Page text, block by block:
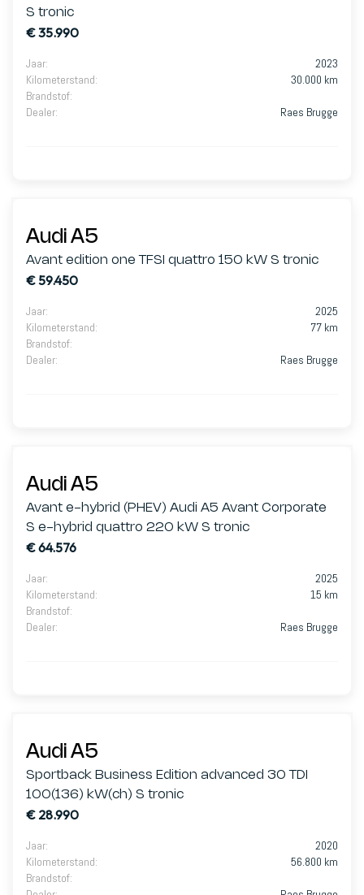
S tronic
€ 35.990
Jaar:
2023
Kilometerstand:
30.000 km
Brandstof:
Dealer: Raes Brugge
Audi A5
Avant edition one TFSI quattro 150 kW S tronic
€ 59.450
Jaar:
2025
Kilometerstand:
77 km
Brandstof:
Dealer: Raes Brugge
Audi A5
Avant e-hybrid (PHEV) Audi A5 Avant Corporate
S e-hybrid quattro 220 kW S tronic
€ 64.576
Jaar:
2025
Kilometerstand:
15 km
Brandstof:
Dealer: Raes Brugge
Audi A5
Sportback Business Edition advanced 30 TDI
100(136) kW(ch) S tronic
€ 28.990
Jaar:
2020
Kilometerstand:
56.800 km
Brandstof: